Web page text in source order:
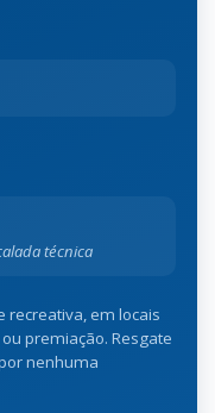
técnica
recreativa, em locais
premiação. Resgate
nenhuma